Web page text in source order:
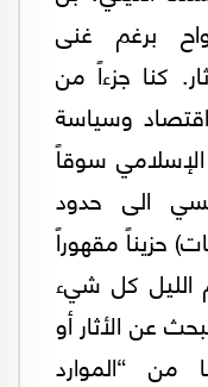
برغم غنى
كنا جزءاً من
وسياسة
الإسلامي سوقاً
الى حدود
حزيناً مقهوراً
الليل كل شيء
عن الأثار أو
من “الموارد